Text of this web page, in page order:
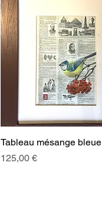
Aperçu rapide
Tableau mésange bleue
Prix
125,00 €